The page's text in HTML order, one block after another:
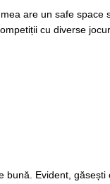
are un safe space
cu diverse
Evident,